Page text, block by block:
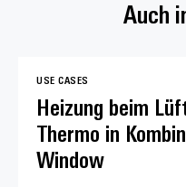
Auch
USE CASES
Heizung beim
Thermo in
Window